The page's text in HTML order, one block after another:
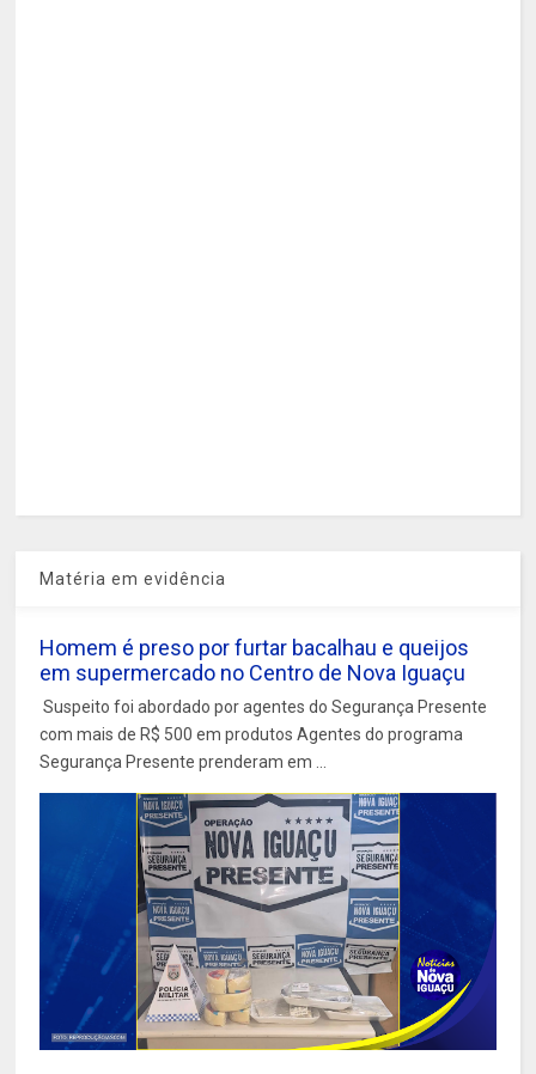
Matéria em evidência
Homem é preso por furtar bacalhau e queijos
em supermercado no Centro de Nova Iguaçu
Suspeito foi abordado por agentes do Segurança Presente
com mais de R$ 500 em produtos Agentes do programa
Segurança Presente prenderam em ...